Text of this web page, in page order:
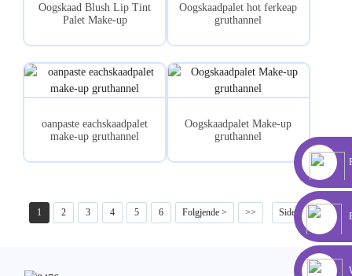
Oogskaad Blush Lip Tint
Palet Make-up
Oogskaadpalet hot ferkeap
gruthannel
oanpaste eachskaadpalet
make-up gruthannel
Oogskaadpalet Make-up
gruthannel
1 2 3 4 5 6 Folgjende > >> Side 1 / 21